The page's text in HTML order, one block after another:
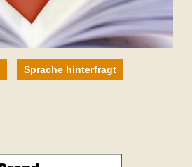
Sprache hinterfragt